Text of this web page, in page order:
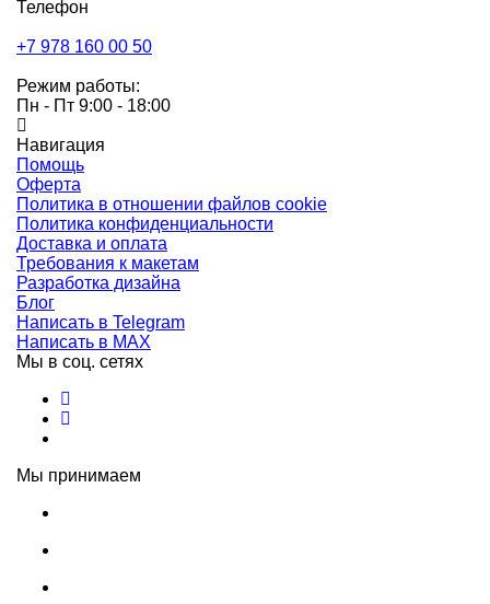
Телефон
+7 978 160 00 50
Режим работы:
Пн - Пт 9:00 - 18:00
Навигация
Помощь
Оферта
Политика в отношении файлов cookie
Политика конфиденциальности
Доставка и оплата
Требования к макетам
Разработка дизайна
Блог
Написать в Telegram
Написать в MAX
Мы в соц. сетях
Мы принимаем